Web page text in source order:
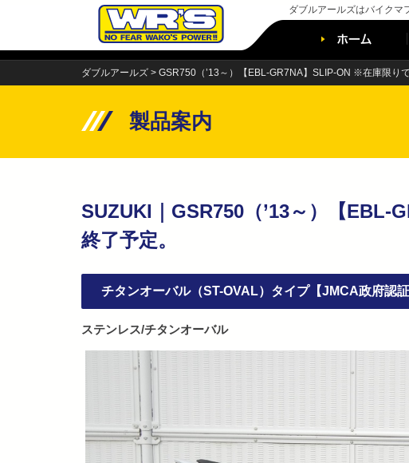
ダブルアールズはバイクマ
ダブルアールズ > GSR750（’13～）【EBL-GR7NA】SLIP-ON ※在庫限りで
製品案内
SUZUKI｜GSR750（’13～）【
終了予定。
チタンオーバル（ST-OVAL）タイプ【JMCA政府認証
ステンレス/チタンオーバル